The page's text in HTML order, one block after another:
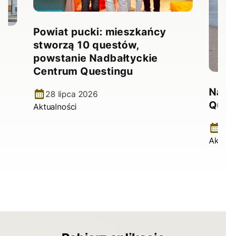
Powiat pucki: mieszkańcy
stworzą 10 questów,
powstanie Nadbałtyckie
Centrum Questingu
28 lipca 2026
Aktualności